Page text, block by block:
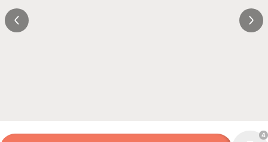
4